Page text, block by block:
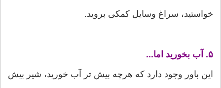
خواستید، سراغ وسایل کمکی بروید.
۵.
آب بخورید اما...
این باور وجود دارد که هرچه بیش تر آب خورید، شیر بیش